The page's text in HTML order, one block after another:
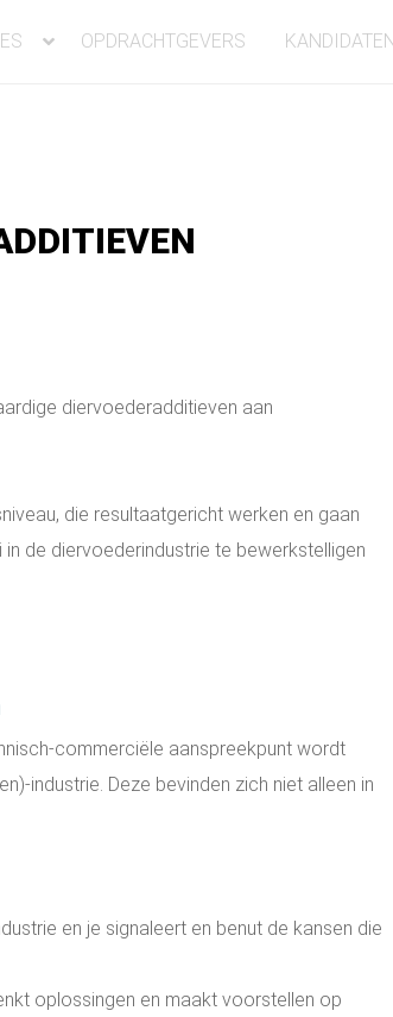
OPDRACHTGEVERS
diervoederadditieven aan
die resultaatgericht werken en gaan
de diervoederindustrie te bewerkstelligen
commerciële aanspreekpunt wordt
industrie. Deze bevinden zich niet alleen in
en je signaleert en benut de kansen die
oplossingen en maakt voorstellen op